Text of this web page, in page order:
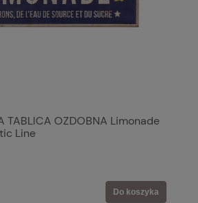
TABLICA OZDOBNA Limonade
Line
Do koszyka